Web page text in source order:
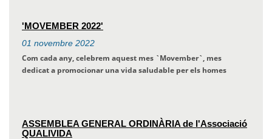
'MOVEMBER 2022'
01 novembre 2022
Com cada any, celebrem aquest mes `Movember`, mes
dedicat a promocionar una vida saludable per els homes
ASSEMBLEA GENERAL ORDINÀRIA de l'Associació
QUALIVIDA